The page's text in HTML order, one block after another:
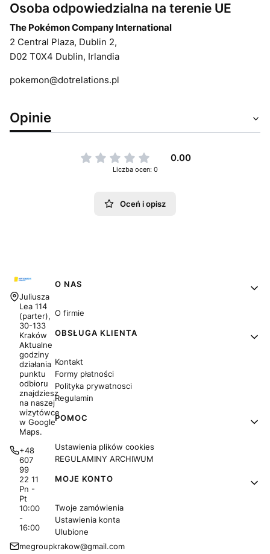
Osoba odpowiedzialna na terenie UE
The Pokémon Company International
2 Central Plaza, Dublin 2,
D02 T0X4 Dublin, Irlandia
pokemon@dotrelations.pl
Opinie
0.00
Liczba ocen: 0
Oceń i opisz
Adres:
Juliusza
Lea 114
(parter),
30-133
Kraków
Aktualne
godziny
działania
punktu
odbioru
znajdziesz
na naszej
wizytówce
w Google
Maps.
+48
607
99
22 11
Pn -
Pt
10:00
-
16:00
megroupkrakow@gmail.com
Linki w stopce
O NAS
O firmie
OBSŁUGA KLIENTA
Kontakt
Formy płatności
Polityka prywatnosci
Regulamin
POMOC
Ustawienia plików cookies
REGULAMINY ARCHIWUM
MOJE KONTO
Twoje zamówienia
Ustawienia konta
Ulubione